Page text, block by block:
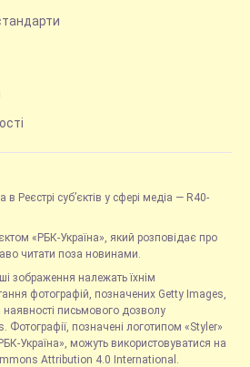
Реєстрі суб’єктів у сфері медіа — R40-
«РБК-Україна», який розповідає про
читати поза новинами.
зображення належать їхнім
фотографій, позначених Getty Images,
письмового дозволу
Фотографії, позначені логотипом «Styler»
Україна», можуть використовуватися на
Attribution 4.0 International.